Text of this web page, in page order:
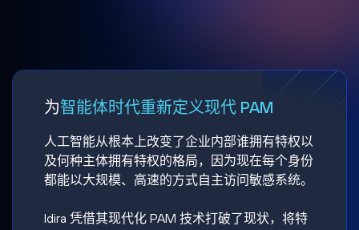
为智能体时代重新定义现代 PAM
人工智能从根本上改变了企业内部谁拥有特权以
及何种主体拥有特权的格局，因为现在每个身份
都能以大规模、高速的方式自主访问敏感系统。
Idira 凭借其现代化 PAM 技术打破了现状，将特